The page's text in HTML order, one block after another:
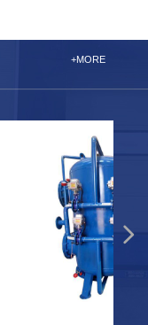
发展方式，统筹解决好
水短缺、水灾害、水生
넲
+MORE